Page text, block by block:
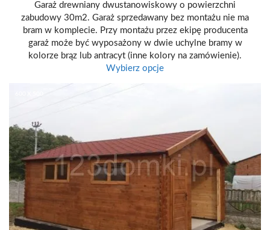
Garaż drewniany dwustanowiskowy o powierzchni
zabudowy 30m2. Garaż sprzedawany bez montażu nie ma
bram w komplecie. Przy montażu przez ekipę producenta
garaż może być wyposażony w dwie uchylne bramy w
kolorze brąz lub antracyt (inne kolory na zamówienie).
Wybierz opcje